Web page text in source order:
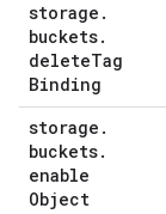
storage .
buckets.
deleteTag
Binding
storage .
buckets.
enable
Object